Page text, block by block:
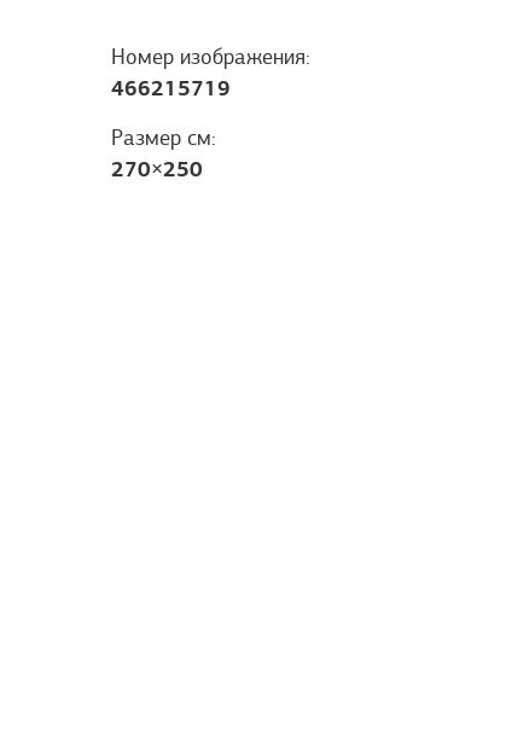
Номер изображения:
466215719
Размер см:
270×250